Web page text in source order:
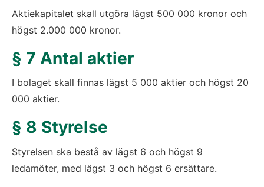
Aktiekapitalet skall utgöra lägst 500 000 kronor och
högst 2.000 000 kronor.
§ 7 Antal aktier
I bolaget skall finnas lägst 5 000 aktier och högst 20
000 aktier.
§ 8 Styrelse
Styrelsen ska bestå av lägst 6 och högst 9
ledamöter, med lägst 3 och högst 6 ersättare.